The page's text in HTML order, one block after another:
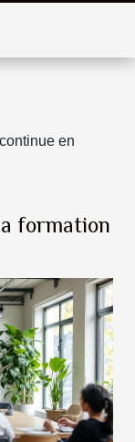
en
formation